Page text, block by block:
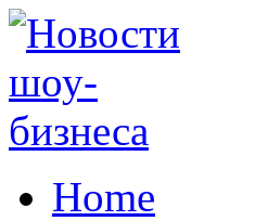
Home